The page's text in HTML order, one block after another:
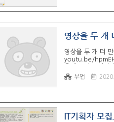
영상을 두 개
영상을 두 개 더
youtu.be/
부업
IT기획자 모